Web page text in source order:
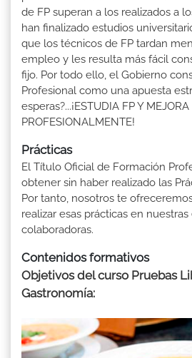
de FP superan a los realizados a
han finalizado estudios
que los técnicos de FP tardan
empleo y les resulta más fácil
fijo. Por todo ello, el Gobierno
Profesional como una apuesta
esperas?...¡ESTUDIA FP Y MEJORA
PROFESIONALMENTE!
Prácticas
El Título Oficial de Formación
obtener sin haber realizado las
Por tanto, nosotros te
realizar esas prácticas en
colaboradoras.
Contenidos formativos
Objetivos del curso Pruebas
Gastronomía: